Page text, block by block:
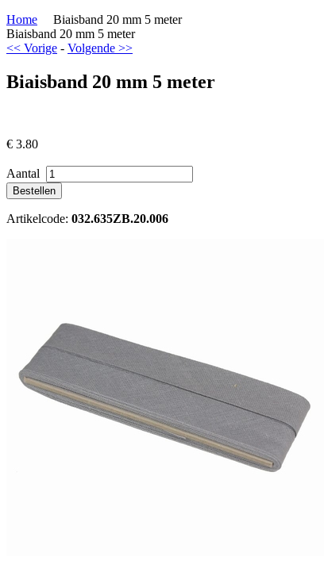
Home
Biaisband 20 mm 5 meter
Biaisband 20 mm 5 meter
<< Vorige - Volgende >>
Biaisband 20 mm 5 meter
€ 3.80
Aantal
Artikelcode: 032.635ZB.20.006